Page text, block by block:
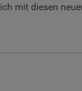
mit diesen